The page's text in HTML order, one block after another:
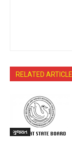
RELATED
ગુજરાત